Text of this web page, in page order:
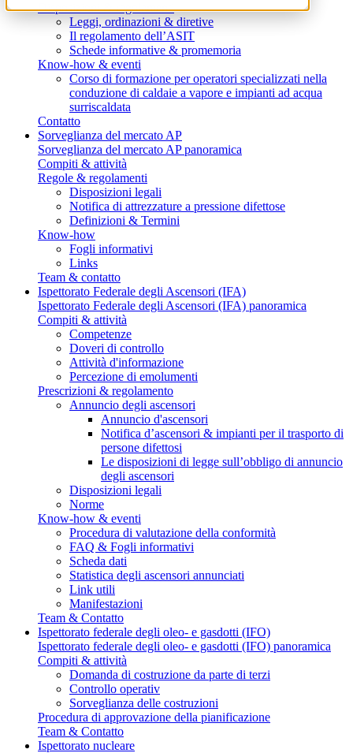
Disposizioni & regolamenti
Leggi, ordinazioni & diretive
Il regolamento dell’ASIT
Schede informative & promemoria
Know-how & eventi
Corso di formazione per operatori specializzati nella
conduzione di caldaie a vapore e impianti ad acqua
surriscaldata
Contatto
Sorveglianza del mercato AP
Sorveglianza del mercato AP panoramica
Compiti & attività
Regole & regolamenti
Disposizioni legali
Notifica di attrezzature a pressione difettose
Definizioni & Termini
Know-how
Fogli informativi
Links
Team & contatto
Ispettorato Federale degli Ascensori (IFA)
Ispettorato Federale degli Ascensori (IFA) panoramica
Compiti & attività
Competenze
Doveri di controllo
Attività d'informazione
Percezione di emolumenti
Prescrizioni & regolamento
Annuncio degli ascensori
Annuncio d'ascensori
Notifica d’ascensori & impianti per il trasporto di
persone difettosi
Le disposizioni di legge sull’obbligo di annuncio
degli ascensori
Disposizioni legali
Norme
Know-how & eventi
Procedura di valutazione della conformità
FAQ & Fogli informativi
Scheda dati
Statistica degli ascensori annunciati
Link utili
Manifestazioni
Team & Contatto
Ispettorato federale degli oleo- e gasdotti (IFO)
Ispettorato federale degli oleo- e gasdotti (IFO) panoramica
Compiti & attività
Domanda di costruzione da parte di terzi
Controllo operativ
Sorveglianza delle costruzioni
Procedura di approvazione della pianificazione
Team & Contatto
Ispettorato nucleare